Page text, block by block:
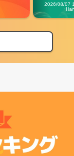
2026/08/07